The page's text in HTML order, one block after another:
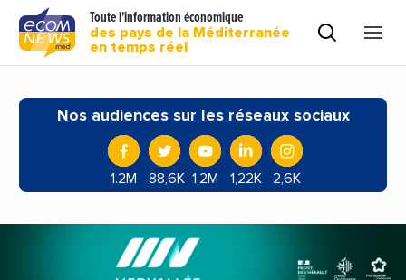
Toute l'information économique
des pays de la Méditerranée
en temps réel
Nos audiences sur les réseaux sociaux
1.2M 88,6K 1,2M 1,22K 2,6K